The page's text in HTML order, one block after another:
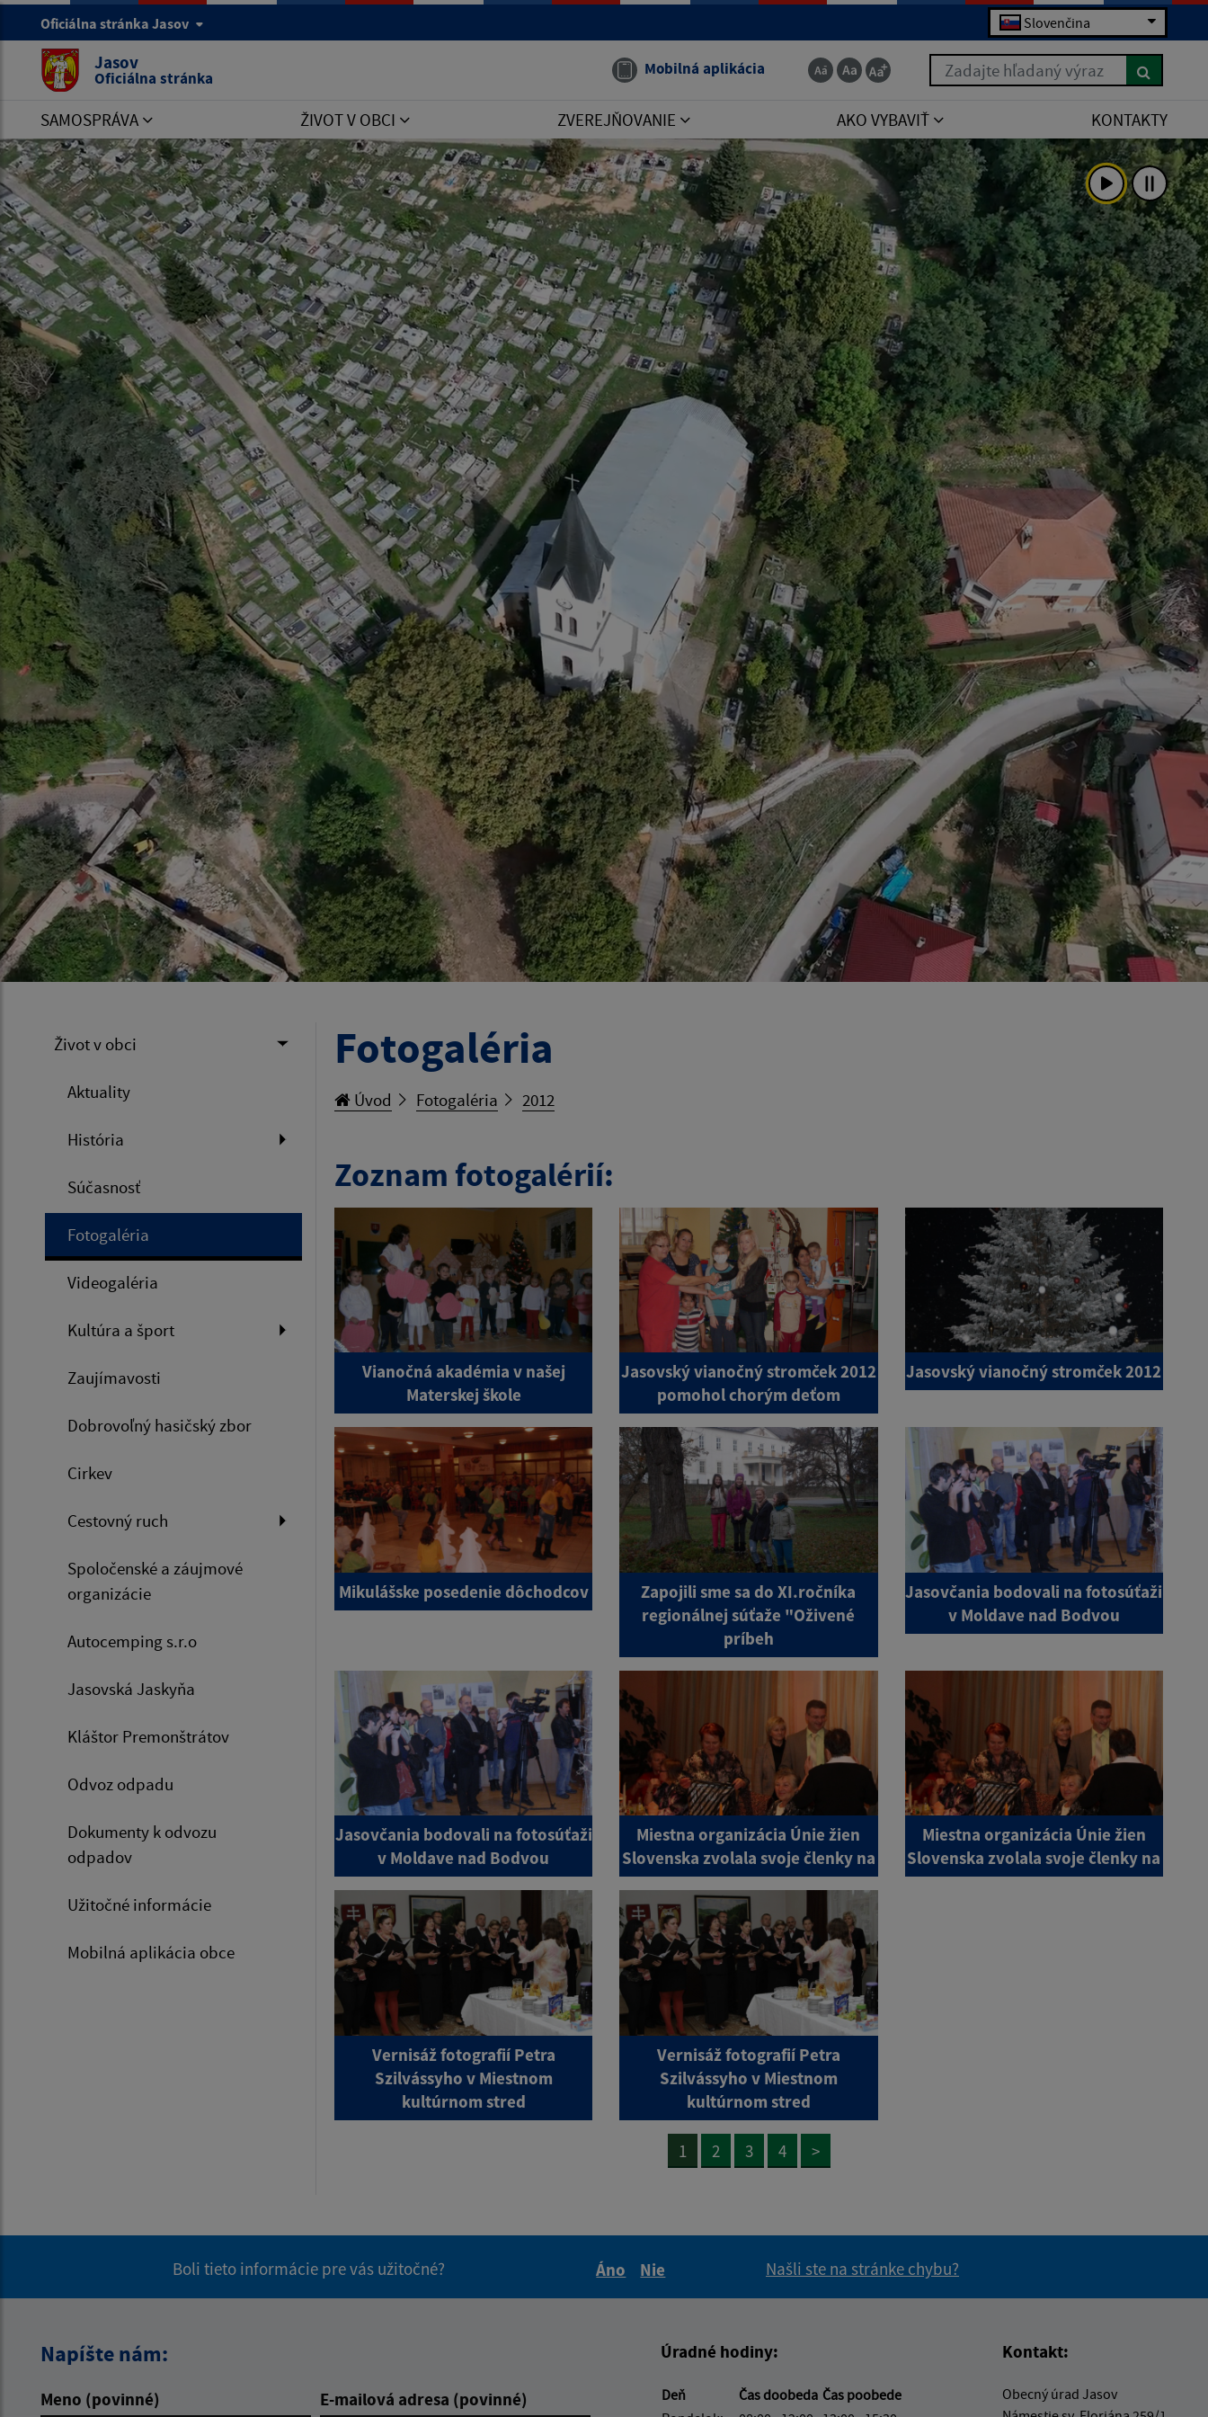
Oficiálna stránka Jasov Slovenčina
Jasov
Oficiálna stránka Mobilná aplikácia Zadajte hľadaný výraz
SAMOSPRÁVA ŽIVOT V OBCI ZVEREJŇOVANIE AKO VYBAVIŤ KONTAKTY
Život v obci
Aktuality
História
Súčasnosť
Fotogaléria
Videogaléria
Kultúra a šport
Zaujímavosti
Dobrovoľný hasičský zbor
Cirkev
Cestovný ruch
Spoločenské a záujmové
organizácie
Autocemping s.r.o
Jasovská Jaskyňa
Kláštor Premonštrátov
Odvoz odpadu
Dokumenty k odvozu
odpadov
Užitočné informácie
Mobilná aplikácia obce
Fotogaléria
Úvod Fotogaléria 2012
Zoznam fotogalérií:
Vianočná akadémia v našej
Materskej škole
Jasovský vianočný stromček 2012
pomohol chorým deťom
Jasovský vianočný stromček 2012
Mikulášske posedenie dôchodcov
Zapojili sme sa do XI.ročníka
regionálnej súťaže "Oživené
príbeh
Jasovčania bodovali na fotosúťaži
v Moldave nad Bodvou
Jasovčania bodovali na fotosúťaži
v Moldave nad Bodvou
Miestna organizácia Únie žien
Slovenska zvolala svoje členky na
Miestna organizácia Únie žien
Slovenska zvolala svoje členky na
Vernisáž fotografií Petra
Szilvássyho v Miestnom
kultúrnom stred
Vernisáž fotografií Petra
Szilvássyho v Miestnom
kultúrnom stred
1 2 3 4 >
Boli tieto informácie pre vás užitočné?
Áno
Nie
Našli ste na stránke chybu?
Napíšte nám:
Meno (povinné) E-mailová adresa (povinné)
Úradné hodiny:
Deň Čas doobeda Čas poobede
Kontakt:
Obecný úrad Jasov